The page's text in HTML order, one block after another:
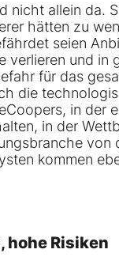
nicht allein da.
hätten zu
seien
verlieren und
für das
die
in der
in der
kommen
hohe Risiken